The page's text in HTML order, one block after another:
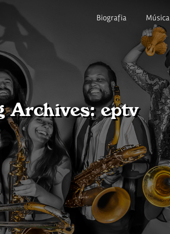
Biografia Música
Archives: eptv